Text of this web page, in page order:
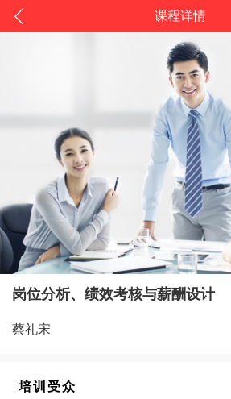
课程详情
岗位分析、绩效考核与薪酬设计
蔡礼宋
培训受众